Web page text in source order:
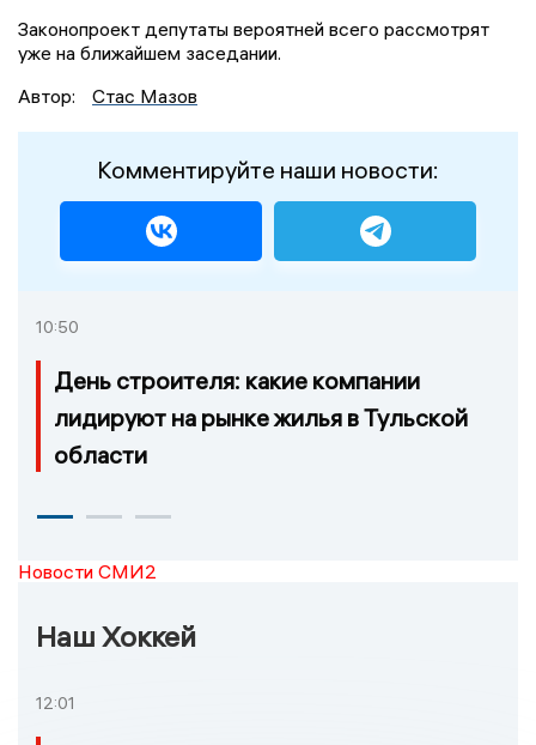
Законопроект депутаты вероятней всего рассмотрят
уже на ближайшем заседании.
Автор:
Стас Мазов
Комментируйте наши новости:
10:50
День строителя: какие компании
лидируют на рынке жилья в Тульской
области
Новости СМИ2
Наш Хоккей
12:01